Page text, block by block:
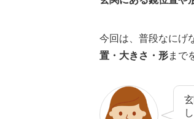
今回は、普段なにげ
置・大きさ・形まで